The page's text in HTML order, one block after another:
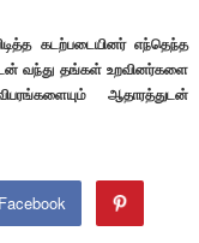
கடற்படையினர் எந்தெந்த
வந்து தங்கள் உறவினர்களை
ஆதாரத்துடன்